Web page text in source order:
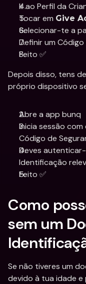
Ir ao Perfil da
Tocar em Give
Selecionar-te a
Definir um
Feito ✅
Depois disso, tens
próprio dispositivo
Abre a app bunq
Inicia sessão
Código de
Deves
Identificação
Feito ✅
Como
sem um
Se não tiveres um
devido à tua idade e